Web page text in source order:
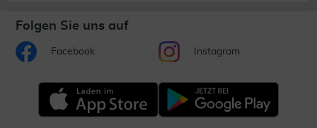
Folgen Sie uns auf
Facebook Instagram